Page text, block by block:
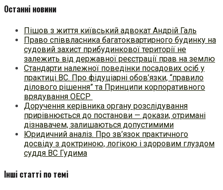
Останні новини
Пішов з життя київський адвокат Андрій Галь
Право співвласника багатоквартирного будинку на
судовий захист прибудинкової території не
залежить від державної реєстрації прав на землю
Стандарти належної поведінки посадових осіб у
практиці ВC. Про фідуціарні обов’язки, “правило
ділового рішення” та Принципи корпоративного
врядування ОЕСР
Доручення керівника органу розслідування
прирівнюється до постанови — докази, отримані
дізнавачем, залишаються допустимими
Юридичний аналіз. Про зв’язок практичного
досвіду з доктриною, логікою і здоровим глуздом
суддя ВС Гудима
Інші статті по темі